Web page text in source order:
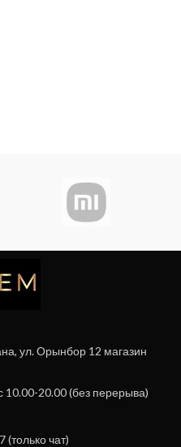
ул. Орынбор 12 магазин
20.00 (без перерыва)
чат)